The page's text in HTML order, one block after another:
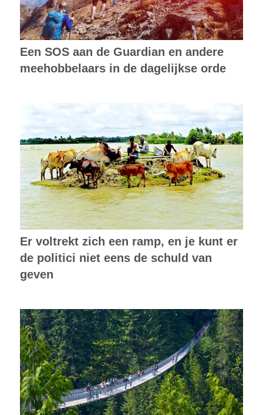
Een SOS aan de Guardian en andere
meehobbelaars in de dagelijkse orde
Er voltrekt zich een ramp, en je kunt er
de politici niet eens de schuld van
geven